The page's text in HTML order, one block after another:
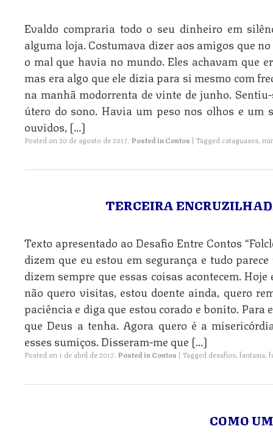
Evaldo compraria todo o seu dinheiro em
alguma loja. Costumava dizer aos amigos que
o mal que havia no mundo. Eles achavam que
mas era algo que ele dizia para si mesmo com
na manhã modorrenta de vinte de junho.
útero do sono. Havia um peso nos olhos e
ouvidos, […]
Posted on 20 de agosto de 2017. Posted in Contos | Tagged cataguases,
TERCEIRA
Texto apresentado ao Desafio Entre Contos
dizem que eu estou em segurança e tudo
dizem sempre que essas coisas acontecem.
não quero visitas, estou doente ainda, quero
paciência e diga que estou corado e bonito. Para
que Deus a tenha. Agora quero é a
esses sumiços. Disseram-me que […]
Posted on 1 de abril de 2017. Posted inContos | Tagged desafios, fantasia,
COMO